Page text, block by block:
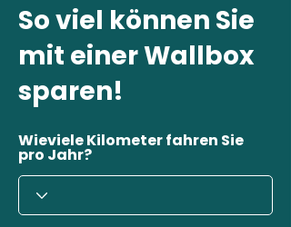
So viel können Sie
mit einer Wallbox
sparen!
Wieviele Kilometer fahren Sie
pro Jahr?